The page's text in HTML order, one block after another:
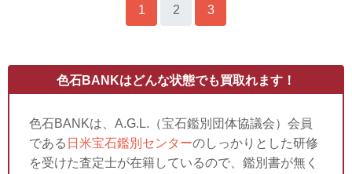
1 2 3
色石BANKはどんな状態でも買取れます！
色石BANKは、A.G.L.（宝石鑑別団体協議会）会員
である 日米宝石鑑別センターのしっかりとした研修
を受けた査定士が在籍しているので、鑑別書が無く